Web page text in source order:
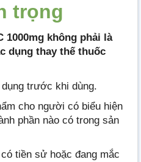
trọng
1000mg không phải là
dụng thay thế thuốc
trước khi dùng.
cho người có biểu hiện
phần nào có trong sản
tiền sử hoặc đang mắc